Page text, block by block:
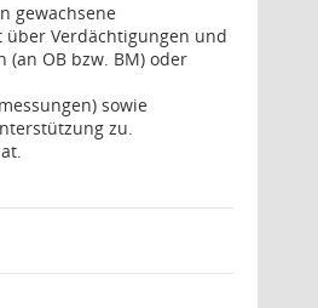
gewachsene
Verdächtigungen und
OB bzw. BM) oder
sowie
zu.